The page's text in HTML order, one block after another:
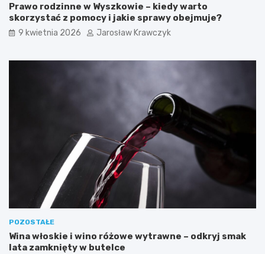
Prawo rodzinne w Wyszkowie – kiedy warto
skorzystać z pomocy i jakie sprawy obejmuje?
9 kwietnia 2026 Jarosław Krawczyk
POZOSTAŁE
Wina włoskie i wino różowe wytrawne – odkryj smak
lata zamknięty w butelce